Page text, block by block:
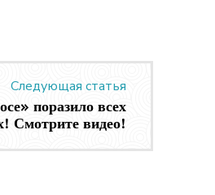
Следующая статья
поразило всех
Смотрите видео!